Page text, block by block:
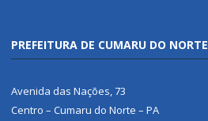
PREFEITURA DE CUMARU DO NORTE
Avenida das Nações, 73
Centro – Cumaru do Norte – PA